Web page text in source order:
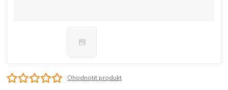
Ohodnotit produkt